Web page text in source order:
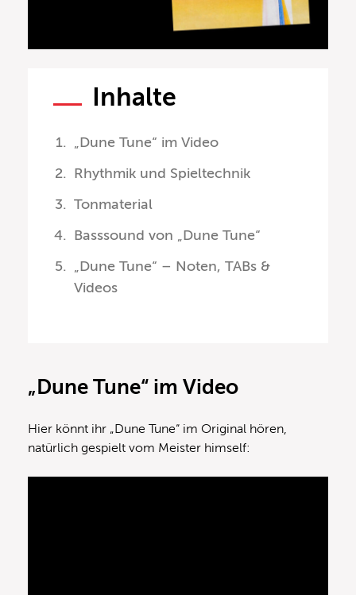
Inhalte
„Dune Tune“ im Video
Rhythmik und Spieltechnik
Tonmaterial
Basssound von „Dune Tune“
„Dune Tune“ – Noten, TABs &
Videos
„Dune Tune“ im Video
Hier könnt ihr „Dune Tune“ im Original hören,
natürlich gespielt vom Meister himself: